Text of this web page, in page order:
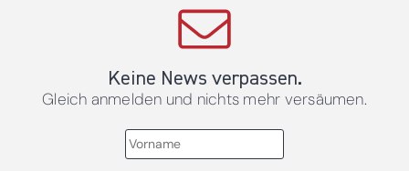
Keine News verpassen.
Gleich anmelden und nichts mehr versäumen.